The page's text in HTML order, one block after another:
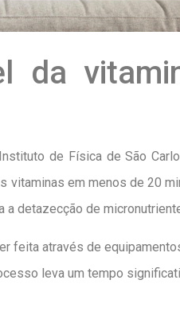
da
de Física de São
em menos de 20
a detazecção de
feita através de
leva um tempo